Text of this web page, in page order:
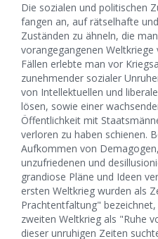
Die sozialen und politischen
fangen an, auf rätselhafte
Zuständen zu ähneln, die
vorangegangenen
Fällen erlebte man vor
zunehmender sozialer
von Intellektuellen und
lösen, sowie einer
Öffentlichkeit mit
verloren zu haben schienen.
Aufkommen von
unzufriedenen und
grandiose Pläne und Ideen
ersten Weltkrieg wurden als
Prachtentfaltung"
zweiten Weltkrieg als "Ruhe
dieser unruhigen Zeiten